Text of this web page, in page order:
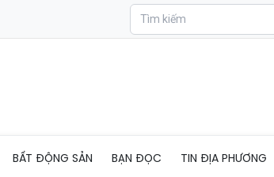
BẤT ĐỘNG SẢN BẠN ĐỌC TIN ĐỊA PHƯƠNG